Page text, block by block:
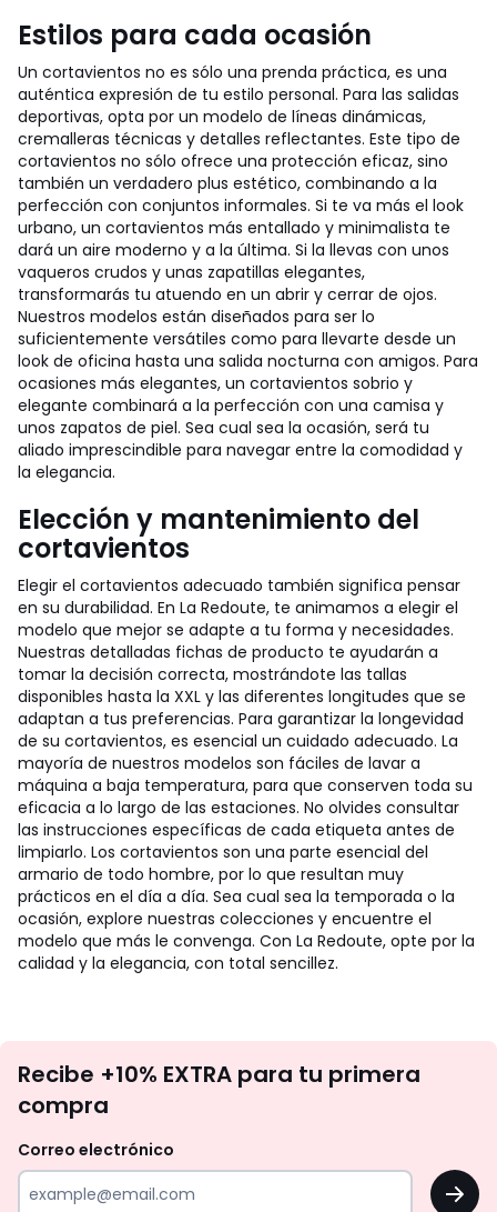
Estilos para cada ocasión
Un cortavientos no es sólo una prenda práctica, es una
auténtica expresión de tu estilo personal. Para las salidas
deportivas, opta por un modelo de líneas dinámicas,
cremalleras técnicas y detalles reflectantes. Este tipo de
cortavientos no sólo ofrece una protección eficaz, sino
también un verdadero plus estético, combinando a la
perfección con conjuntos informales. Si te va más el look
urbano, un cortavientos más entallado y minimalista te
dará un aire moderno y a la última. Si la llevas con unos
vaqueros crudos y unas zapatillas elegantes,
transformarás tu atuendo en un abrir y cerrar de ojos.
Nuestros modelos están diseñados para ser lo
suficientemente versátiles como para llevarte desde un
look de oficina hasta una salida nocturna con amigos. Para
ocasiones más elegantes, un cortavientos sobrio y
elegante combinará a la perfección con una camisa y
unos zapatos de piel. Sea cual sea la ocasión, será tu
aliado imprescindible para navegar entre la comodidad y
la elegancia.
Elección y mantenimiento del
cortavientos
Elegir el cortavientos adecuado también significa pensar
en su durabilidad. En La Redoute, te animamos a elegir el
modelo que mejor se adapte a tu forma y necesidades.
Nuestras detalladas fichas de producto te ayudarán a
tomar la decisión correcta, mostrándote las tallas
disponibles hasta la XXL y las diferentes longitudes que se
adaptan a tus preferencias. Para garantizar la longevidad
de su cortavientos, es esencial un cuidado adecuado. La
mayoría de nuestros modelos son fáciles de lavar a
máquina a baja temperatura, para que conserven toda su
eficacia a lo largo de las estaciones. No olvides consultar
las instrucciones específicas de cada etiqueta antes de
limpiarlo. Los cortavientos son una parte esencial del
armario de todo hombre, por lo que resultan muy
prácticos en el día a día. Sea cual sea la temporada o la
ocasión, explore nuestras colecciones y encuentre el
modelo que más le convenga. Con La Redoute, opte por la
calidad y la elegancia, con total sencillez.
te
tu
Recibe +10% EXTRA para tu primera
compra
Correo electrónico
OK